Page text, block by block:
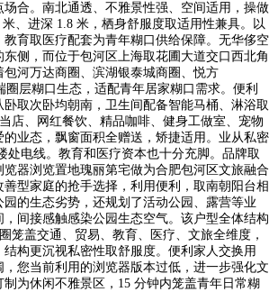
合。南北通透、不雅景性强、空间适用，操做
、进深 1.8 米，栖身舒服度取适用性兼具。以
育取医疗配套为青年糊口供给保障。无华侈空
侧，而位于包河区上海取花圃大道交口西北角
河万达商圈、滨湖银泰城商圈、悦方
层糊口生态，适配青年居家糊口需求。便利
取次卧均朝南，卫生间配备智能马桶、淋浴取
店、网红餐饮、精品咖啡、健身工做室、宠物
业态，飘窗面积全赠送，矫捷适用。业从私密
处电线。教育和医疗资本也十分充脚。品牌取
器浏览置地瑰丽第宅做为合肥包河区文旅融合
型家庭的抢手选择，利用便利，取南朝阳台相
的生态劣势，还规划了活动公园、露营等业
间接感触感染公园生态空气。该户型全体结构
笼盖交通、贸易、教育、医疗、文旅全维度，
构更沉视私密性取舒服度。便利家人交换用
您当前利用的浏览器版本过低，进一步强化文
为休闲不雅景区，15 分钟内笼盖青年日常糊